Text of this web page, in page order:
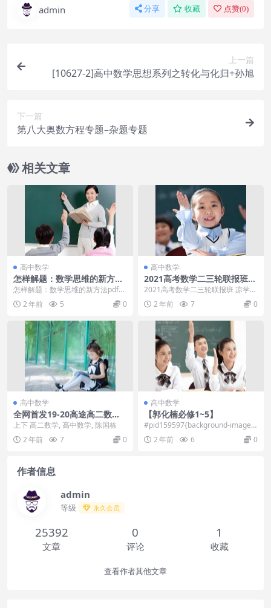
admin 分享 收藏 点赞(0)
上一篇
[10627-2]高中数学思想系列之转化与化归+孙旭
下一篇
第八大奥数方程专题–杂题专题
相关文章
高中数学
怎样解题：数学思维的新方法
pdf
怎样解题：数学思维的新方法pdf
[百度云网盘] 《怎样解题:数学思维
的新方法》经...
2 年前 5 0
高中数学
2021高考数学二三轮联报班
凉学长
2021高考数学二三轮联报班 凉学长
目录┣━━2021高考数学1000题
[10...2 年前 7 0
高中数学
全网首发19-20高途高二数学
陈国栋暑假课
上下 高二数学, 高中数学, 陈国栋
2 年前
7 0
高中数学
【郭化楠必修1~5】
#pid159597{background-image:u
rl(\”...
2 年前 6 0
作者信息
admin
等级 永久会员
25392
文章
0
评论
1
收藏
查看作者其他文章